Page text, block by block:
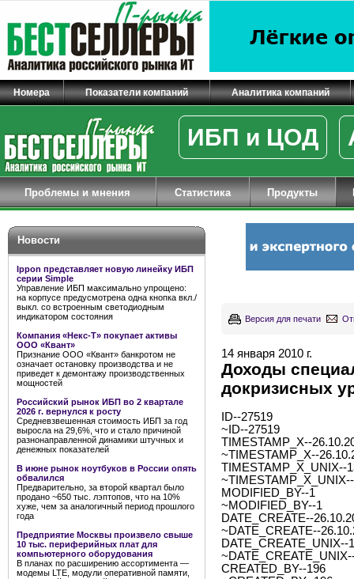
Номера Показатели компаний Аналитика компаний
ИБП и ЦОД
Проблемы и мнения Статистика Продукты
Новости
Ippon представляет новую линейку ИБП
серии Simple
Управление ИБП максимально упрощено:
на корпусе предусмотрена одна кнопка вкл./
выкл. со встроенным светодиодным
индикатором состояния
Компания «Некс-Т» покупает активы
ООО «Квант»
Признание ООО «Квант» банкротом не
означает остановку производства и не
приведет к демонтажу производственных
мощностей
Российский рынок ИБП во 2 квартале
2026 г. вернулся к росту
Средневзвешенная стоимость ИБП за год
выросла на 29,6%, что и стало причиной
разнонаправленной динамики штучных и
денежных показателей
В июне рынок ноутбуков в России опять
обвалился
Предварительно, за второй квартал было
продано ~650 тыс. лэптопов, что на 10%
хуже, чем за аналогичный период прошлого
года
Предприятие Москвы произвело свыше
10 тыс. периферийных плат для
компьютерного оборудования
В планах по расширению ассортимента —
модемы LTE, модули оперативной памяти,
Версия для печати
14 января 2010 г.
Доходы
докризисных
ID--27519
~ID--27519
TIMESTAMP_X--
~TIMESTAMP_X--
TIMESTAMP_X_UNIX--
MODIFIED_BY--1
~MODIFIED_BY--1
DATE_CREATE--
~DATE_CREATE--
DATE_CREATE_UNIX--
CREATED_BY--196